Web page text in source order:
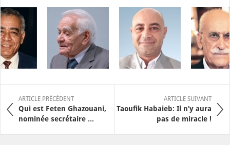
ARTICLE PRÉCÉDENT
Qui est Feten Ghazouani,
nominée secrétaire ...
ARTICLE SUIVANT
Taoufik Habaieb: Il n’y aura
pas de miracle !